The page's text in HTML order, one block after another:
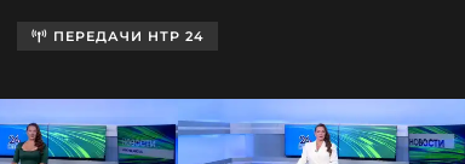
ПЕРЕДАЧИ НТР 24